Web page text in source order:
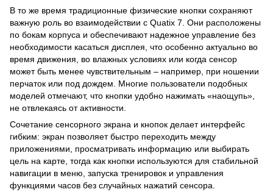
В то же время традиционные физические кнопки сохраняют
важную роль во взаимодействии с Quatix 7. Они расположены
по бокам корпуса и обеспечивают надежное управление без
необходимости касаться дисплея, что особенно актуально во
время движения, во влажных условиях или когда сенсор
может быть менее чувствительным – например, при ношении
перчаток или под дождем. Многие пользователи подобных
моделей отмечают, что кнопки удобно нажимать «наощупь»,
не отвлекаясь от активности.
Сочетание сенсорного экрана и кнопок делает интерфейс
гибким: экран позволяет быстро переходить между
приложениями, просматривать информацию или выбирать
цель на карте, тогда как кнопки используются для стабильной
навигации в меню, запуска тренировок и управления
функциями часов без случайных нажатий сенсора.